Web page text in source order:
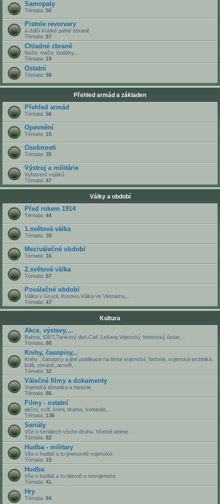
Samopaly
Témata: 50
Pistole revorvery
a další krátké palné zbraně
Témata: 87
Chladné zbraně
Nože, meče, bodáky,...
Témata: 19
Ostatní
Témata: 98
Přehled armád a základen
Přehled armád
Témata: 56
Opevnění
Témata: 15
Osobnosti
Témata: 35
Výstroj a militárie
Vybavení vojáků
Témata: 47
Války a období
Před rokem 1914
Témata: 44
1.světová válka
Témata: 39
Meziválečné období
Témata: 16
2.světová válka
Témata: 67
Poválečné období
Válka v Gruzii, Kosovo,Válka ve Vietnamu,...
Témata: 47
Kultura
Akce, výstavy,...
Bahna, IDET,Tankový den,Ciaf, Lešany,Vojenský historický ústav,...
Témata: 88
Knihy, časopisy,..
Knihy , časopisy a jiné publikace na téma vojenství, historie, vojenská technika,
lodě, zbraně,.airsoft,..
Témata: 32
Válečné filmy a dokumenty
Vojenská tématika a historie
Témata: 86
Filmy - ostatní
akční, scifi, krimi, drama, komedie,...
Témata: 136
Seriály
Vše o seriálech všeho druhu. Včetně anime.
Témata: 82
Hudba - military
Vše o hudbě a to jmenovitě vojenské.
Témata: 15
Hudba
Vše o hudbě a to hlavně o nevojenské.
Témata: 41
Hry
Témata: 84